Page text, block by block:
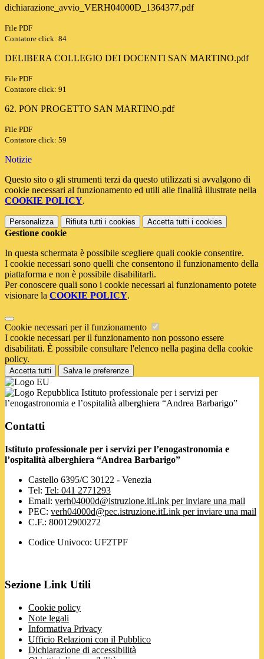
dichiarazione_avvio_VERH04000D_1364377.pdf
File PDF
Contatore click: 84
DELIBERA COLLEGIO DEI DOCENTI SAN MARTINO.pdf
File PDF
Contatore click: 91
62. PON PROGETTO SAN MARTINO.pdf
File PDF
Contatore click: 59
Notizie
Questo sito o gli strumenti terzi da questo utilizzati si avvalgono di
cookie necessari al funzionamento ed utili alle finalità illustrate nella
COOKIE POLICY.
Personalizza Rifiuta tutti i cookies Accetta tutti i cookies
Gestione cookie
In questa schermata è possibile scegliere quali cookie consentire.
I cookie necessari sono quelli che consentono il funzionamento della
piattaforma e non è possibile disabilitarli.
Per conoscere quali sono i cookie necessari al funzionamento potete
visionare la COOKIE POLICY.
Cookie necessari per il funzionamento
I cookie necessari per il funzionamento non possono essere
disabilitati. È possibile consultare l'elenco nella pagina della cookie
policy.
Accetta tutti Salva le preferenze
Istituto professionale per i servizi per
l’enogastronomia e l’ospitalità alberghiera “Andrea Barbarigo”
Contatti
Istituto professionale per i servizi per l’enogastronomia e
l’ospitalità alberghiera “Andrea Barbarigo”
Castello 6395/C 30122 - Venezia
Tel: Tel: 041 2771293
Email: verh04000d@istruzione.itLink per inviare una mail
PEC: verh04000d@pec.istruzione.itLink per inviare una mail
C.F.: 80012900272
Codice Univoco: UF2TPF
Sezione Link Utili
Cookie policy
Note legali
Informativa Privacy
Ufficio Relazioni con il Pubblico
Dichiarazione di accessibilità